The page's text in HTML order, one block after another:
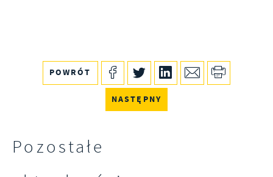
POWRÓT
NASTĘPNY
Pozostałe